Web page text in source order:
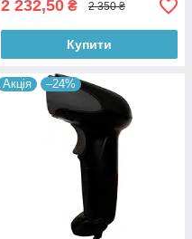
2 232,50 ₴ 2 350 ₴
Купити
Акція –24%